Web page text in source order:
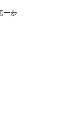
一步